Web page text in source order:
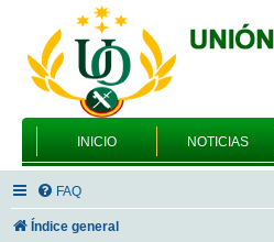
INICIO NOTICIAS
FAQ
Índice general